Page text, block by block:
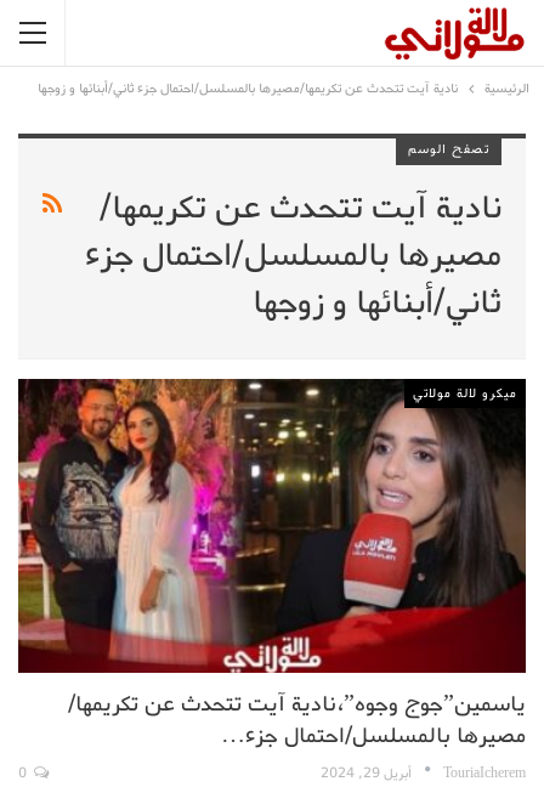
الرئيسية نادية آيت تتحدث عن تكريمها/مصيرها بالمسلسل/احتمال جزء ثاني/أبنائها و زوجها
تصفح الوسم
نادية آيت تتحدث عن تكريمها/
مصيرها بالمسلسل/احتمال جزء
ثاني/أبنائها و زوجها
ميكرو لالة مولاتي
ياسمين”جوج وجوه”،نادية آيت تتحدث عن تكريمها/
مصيرها بالمسلسل/احتمال جزء…
TouriaIcherem أبريل 29, 2024